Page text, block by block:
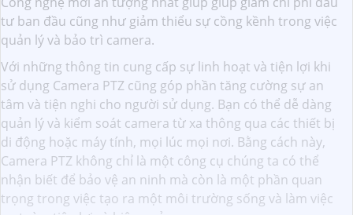
tư ban đầu cũng như giảm thiểu sự cồng kềnh trong việc
quản lý và bảo trì camera.
Với những thông tin cung cấp sự linh hoạt và tiện lợi khi
sử dụng Camera PTZ cũng góp phần tăng cường sự an
tâm và tiện nghi cho người sử dụng. Bạn có thể dễ dàng
quản lý và kiểm soát camera từ xa thông qua các thiết bị
di động hoặc máy tính, mọi lúc mọi nơi. Bằng cách này,
Camera PTZ không chỉ là một công cụ chúng ta có thể
nhận biết để bảo vệ an ninh mà còn là một phần quan
trọng trong việc tạo ra một môi trường sống và làm việc